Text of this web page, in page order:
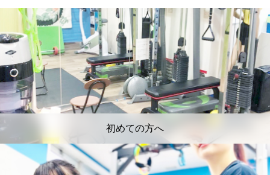
初めての方へ